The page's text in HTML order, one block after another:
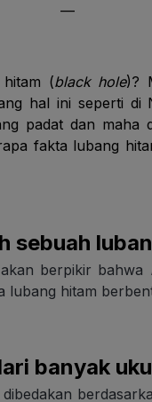
—
hitam (black hole)?
hal ini seperti di
padat dan maha
fakta lubang
sebuah
berpikir bahwa
lubang hitam
banyak